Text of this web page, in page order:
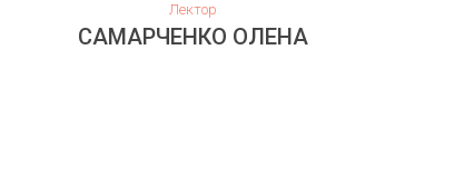
Лектор
САМАРЧЕНКО ОЛЕНА